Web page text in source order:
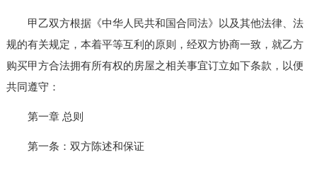
甲乙双方根据《中华人民共和国合同法》以及其他法律、法
规的有关规定，本着平等互利的原则，经双方协商一致，就乙方
购买甲方合法拥有所有权的房屋之相关事宜订立如下条款，以便
共同遵守：
第一章 总则
第一条：双方陈述和保证